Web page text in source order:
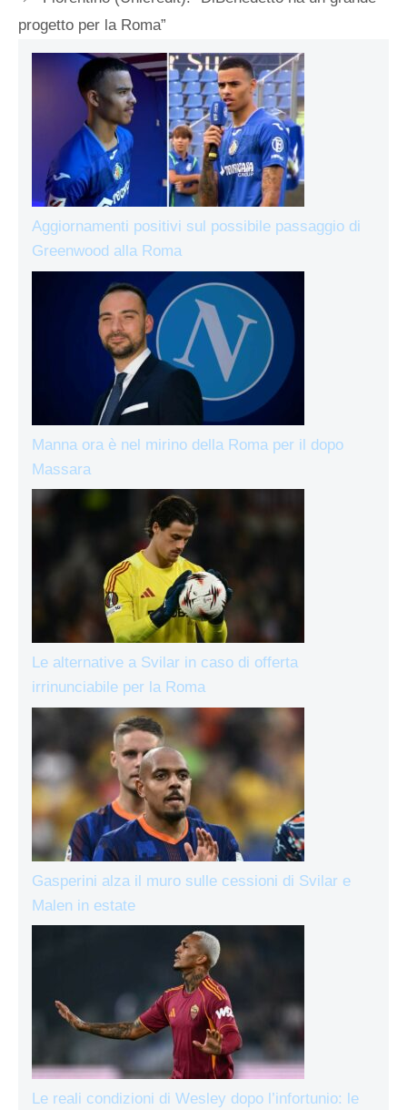
progetto per la Roma”
Aggiornamenti positivi sul possibile passaggio di
Greenwood alla Roma
Manna ora è nel mirino della Roma per il dopo
Massara
Le alternative a Svilar in caso di offerta
irrinunciabile per la Roma
Gasperini alza il muro sulle cessioni di Svilar e
Malen in estate
Le reali condizioni di Wesley dopo l’infortunio: le